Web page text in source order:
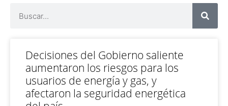
Decisiones del Gobierno saliente
aumentaron los riesgos para los
usuarios de energía y gas, y
afectaron la seguridad energética